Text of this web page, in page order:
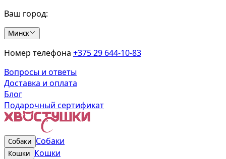
Ваш город:
Минск
Номер телефона +375 29 644-10-83
Вопросы и ответы
Доставка и оплата
Блог
Подарочный сертификат
Собаки Собаки
Кошки Кошки